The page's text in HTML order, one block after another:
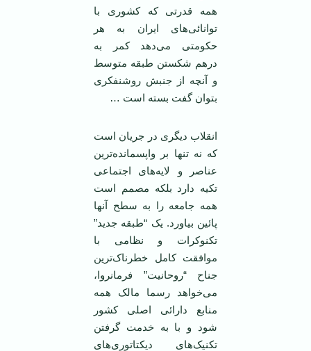
همه قدرتی که کشوری با
توانائی‌های ایران به هر
حکومتی می‌دهد کمر به
درهم شکستن طبقه متوسط
و آنچه از جنبش روشنفکری
بتوان گفت بسته است …
انقلاب دیگری در جریان است
که نه تنها بر واپسمانده‌ترین
عناصر و لایه‌های اجتماعی
تکیه دارد بلکه مصمم است
همه جامعه را به سطح آنها
پائین بیاورد. یک “طبقه جدید”
تکنوکرات و نظامی ‌با
موافقت کامل خطرناک‌ترین
جناح “روحانیت” فرمانروا،
می‌خواهد رسما مالک همه
منابع دارائی اصلی کشور
شود و با به خدمت گرفتن
تکنیک‌های دیکتاتوری‌های